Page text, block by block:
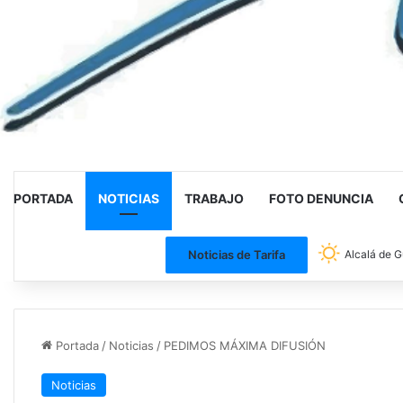
PORTADA NOTICIAS TRABAJO FOTO DENUNCIA
Noticias de Tarifa Alcalá de
Portada/ Noticias / PEDIMOS MÁXIMA DIFUSIÓN
Noticias